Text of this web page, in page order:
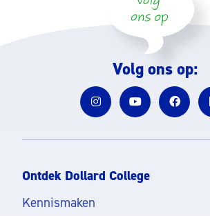
Volg ons op:
Ontdek Dollard College
Kennismaken